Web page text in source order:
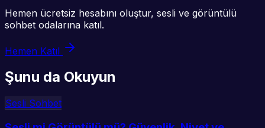
Hemen ücretsiz hesabını oluştur, sesli ve görüntülü
sohbet odalarına katıl.
Hemen Katıl
Şunu da Okuyun
Sesli Sohbet